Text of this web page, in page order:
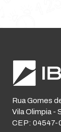
Rua Gomes
Vila Olimpia -
CEP: 04547-